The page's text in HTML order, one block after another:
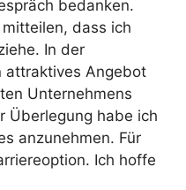
bedanken.
dass ich
In der
attraktives Angebot
Unternehmens
Überlegung habe ich
anzunehmen. Für
Ich hoffe